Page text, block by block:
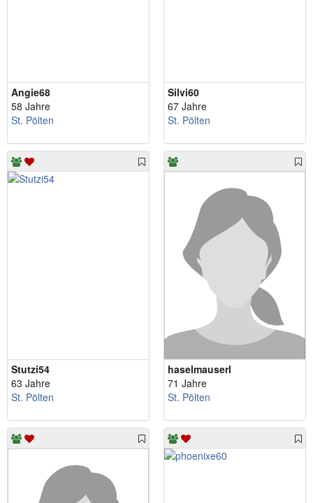
Angie68
58 Jahre
St. Pölten
Silvi60
67 Jahre
St. Pölten
Stutzi54
63 Jahre
St. Pölten
haselmauserl
71 Jahre
St. Pölten